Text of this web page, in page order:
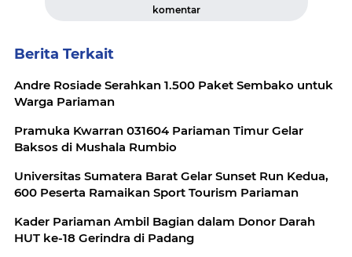
komentar
Berita Terkait
Andre Rosiade Serahkan 1.500 Paket Sembako untuk
Warga Pariaman
Pramuka Kwarran 031604 Pariaman Timur Gelar
Baksos di Mushala Rumbio
Universitas Sumatera Barat Gelar Sunset Run Kedua,
600 Peserta Ramaikan Sport Tourism Pariaman
Kader Pariaman Ambil Bagian dalam Donor Darah
HUT ke-18 Gerindra di Padang